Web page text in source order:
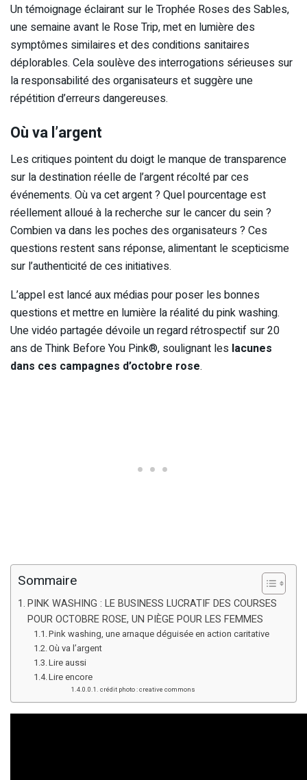
Un témoignage éclairant sur le Trophée Roses des Sables,
une semaine avant le Rose Trip, met en lumière des
symptômes similaires et des conditions sanitaires
déplorables. Cela soulève des interrogations sérieuses sur
la responsabilité des organisateurs et suggère une
répétition d’erreurs dangereuses.
Où va l’argent
Les critiques pointent du doigt le manque de transparence
sur la destination réelle de l’argent récolté par ces
événements. Où va cet argent ? Quel pourcentage est
réellement alloué à la recherche sur le cancer du sein ?
Combien va dans les poches des organisateurs ? Ces
questions restent sans réponse, alimentant le scepticisme
sur l’authenticité de ces initiatives.
L’appel est lancé aux médias pour poser les bonnes
questions et mettre en lumière la réalité du pink washing.
Une vidéo partagée dévoile un regard rétrospectif sur 20
ans de Think Before You Pink®, soulignant les lacunes
dans ces campagnes d’octobre rose.
Sommaire
PINK WASHING : LE BUSINESS LUCRATIF DES COURSES
POUR OCTOBRE ROSE, UN PIÈGE POUR LES FEMMES
Pink washing, une arnaque déguisée en action caritative
Où va l’argent
Lire aussi
Lire encore
crédit photo : creative commons